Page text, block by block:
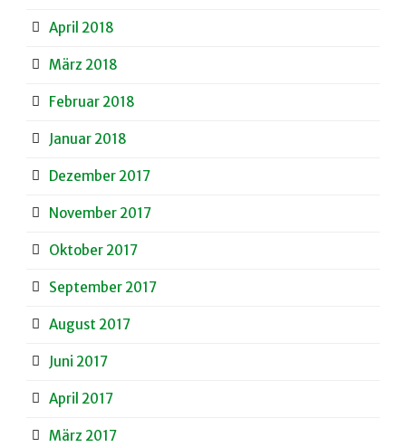
April 2018
März 2018
Februar 2018
Januar 2018
Dezember 2017
November 2017
Oktober 2017
September 2017
August 2017
Juni 2017
April 2017
März 2017